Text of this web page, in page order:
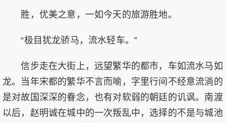
胜，优美之意，一如今天的旅游胜地。
“极目犹龙骄马，流水轻车。”
信步走在大街上，远望繁华的都市，车如流水马如
龙。当年宋都的繁华不言而喻，字里行间不经意流淌的
是对故国深深的眷念，也有对软弱的朝廷的讥讽。南渡
以后，赵明诚在城中的一次叛乱中，选择的不是与城池